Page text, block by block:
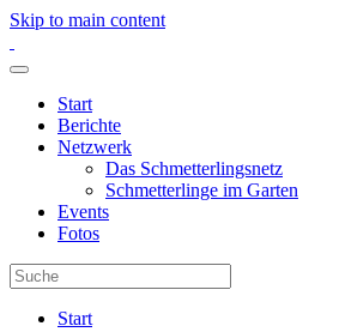
Skip to main content
Start
Berichte
Netzwerk
Das Schmetterlingsnetz
Schmetterlinge im Garten
Events
Fotos
Start